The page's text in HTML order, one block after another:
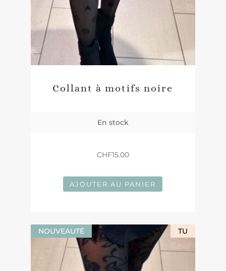
Collant à motifs noire
En stock
CHF15.00
AJOUTER AU PANIER
TU
NOUVEAUTÉ